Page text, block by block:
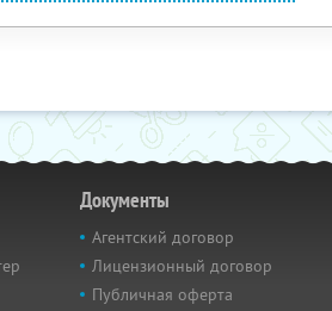
Документы
Агентский договор
Лицензионный договор
Публичная оферта